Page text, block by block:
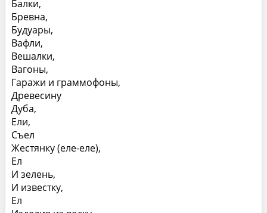
Балки,
Бревна,
Будуары,
Вафли,
Вешалки,
Вагоны,
Гаражи и граммофоны,
Древесину
Дуба,
Ели,
Съел
Жестянку (еле-еле),
Ел
И зелень,
И известку,
Ел